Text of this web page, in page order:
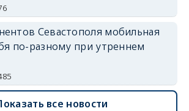
Севастополя мобильная
по-разному при утреннем
все новости